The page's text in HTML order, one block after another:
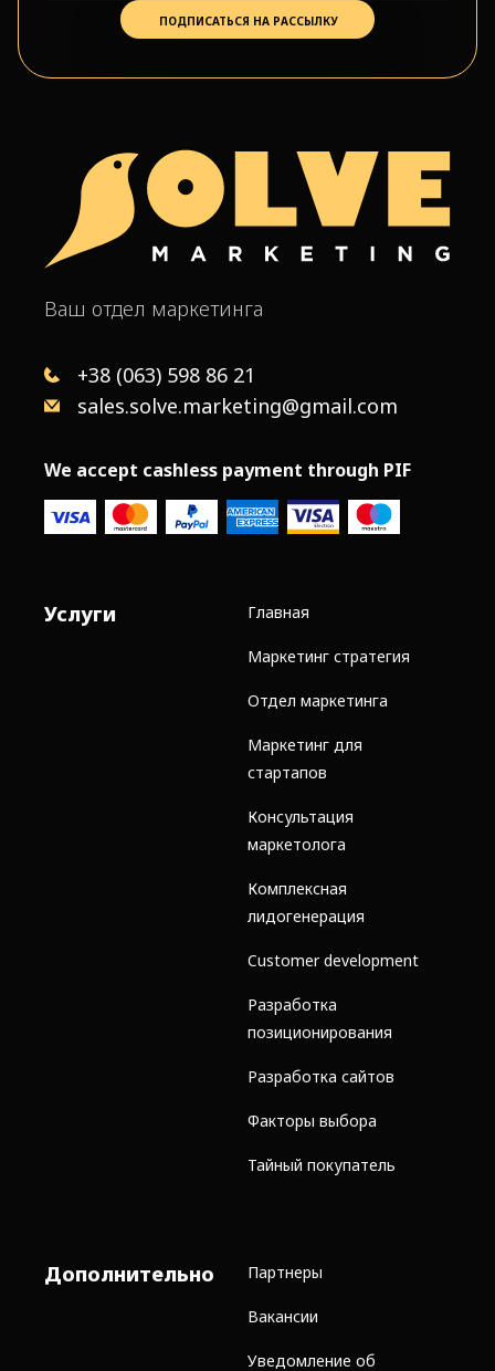
Ваш отдел маркетинга
+38 (063) 598 86 21
sales.solve.marketing@gmail.com
We accept cashless payment through PIF
Услуги Главная
Маркетинг стратегия
Отдел маркетинга
Маркетинг для
стартапов
Консультация
маркетолога
Комплексная
лидогенерация
Customer development
Разработка
позиционирования
Разработка сайтов
Факторы выбора
Тайный покупатель
Дополнительно Партнеры
Вакансии
Уведомление об